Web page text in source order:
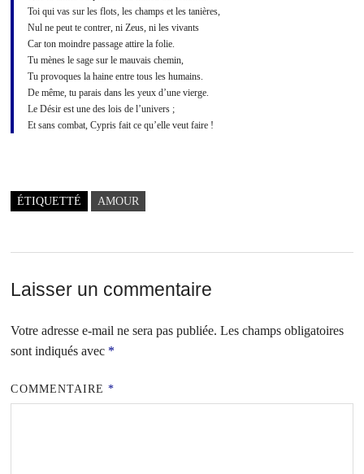
Toi qui vas sur les flots, les champs et les tanières,
Nul ne peut te contrer, ni Zeus, ni les vivants
Car ton moindre passage attire la folie.
Tu mènes le sage sur le mauvais chemin,
Tu provoques la haine entre tous les humains.
De même, tu parais dans les yeux d’une vierge.
Le Désir est une des lois de l’univers ;
Et sans combat, Cypris fait ce qu’elle veut faire !
ÉTIQUETTÉ AMOUR
Laisser un commentaire
Votre adresse e-mail ne sera pas publiée. Les champs obligatoires
sont indiqués avec *
COMMENTAIRE*